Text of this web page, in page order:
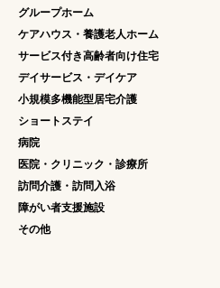
グループホーム
ケアハウス・養護老人ホーム
サービス付き高齢者向け住宅
デイサービス・デイケア
小規模多機能型居宅介護
ショートステイ
病院
医院・クリニック・診療所
訪問介護・訪問入浴
障がい者支援施設
その他